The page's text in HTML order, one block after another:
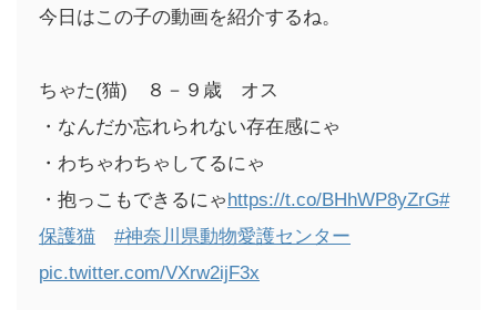
今日はこの子の動画を紹介するね。
ちゃた(猫) ８－９歳 オス
・なんだか忘れられない存在感にゃ
・わちゃわちゃしてるにゃ
・抱っこもできるにゃ https://t.co/BHhWP8yZrG#
保護猫
#神奈川県動物愛護センター
pic.twitter.com/VXrw2ijF3x